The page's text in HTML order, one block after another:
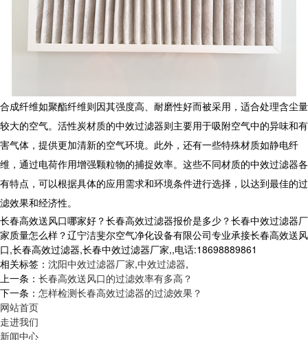
合成纤维如聚酯纤维则因其强度高、耐磨性好而被采用，适合处理含尘量
较大的空气。活性炭材质的中效过滤器则主要用于吸附空气中的异味和有
害气体，提供更加清新的空气环境。此外，还有一些特殊材质如静电纤
维，通过电荷作用增强颗粒物的捕捉效率。这些不同材质的中效过滤器各
有特点，可以根据具体的应用需求和环境条件进行选择，以达到最佳的过
滤效果和经济性。
长春高效送风口哪家好？长春高效过滤器报价是多少？长春中效过滤器厂
家质量怎么样？辽宁洁斐尔空气净化设备有限公司专业承接长春高效送风
口,长春高效过滤器,长春中效过滤器厂家,,电话:18698889861
相关标签： 沈阳中效过滤器厂家,中效过滤器,
上一条： 长春高效送风口的过滤效率有多高？
下一条： 怎样检测长春高效过滤器的过滤效果？
网站首页
走进我们
新闻中心